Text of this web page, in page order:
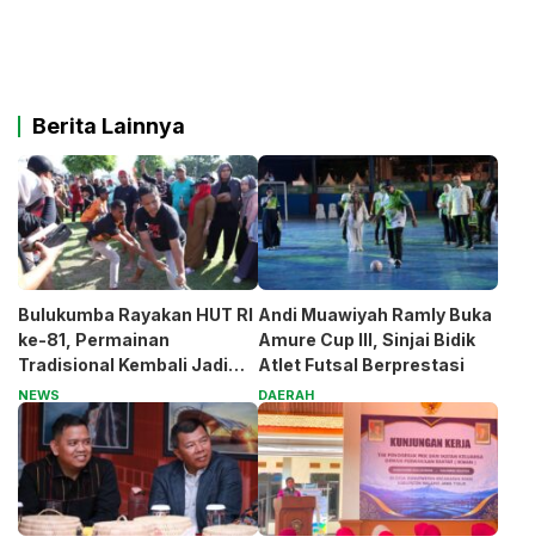
Berita Lainnya
Bulukumba Rayakan HUT RI
ke-81, Permainan
Tradisional Kembali Jadi
Magnet
NEWS
Andi Muawiyah Ramly Buka
Amure Cup III, Sinjai Bidik
Atlet Futsal Berprestasi
DAERAH